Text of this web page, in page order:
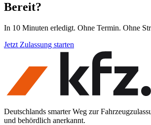
Bereit?
In 10 Minuten erledigt. Ohne Termin. Ohne
Jetzt Zulassung starten
Deutschlands smarter Weg zur
und behördlich anerkannt.